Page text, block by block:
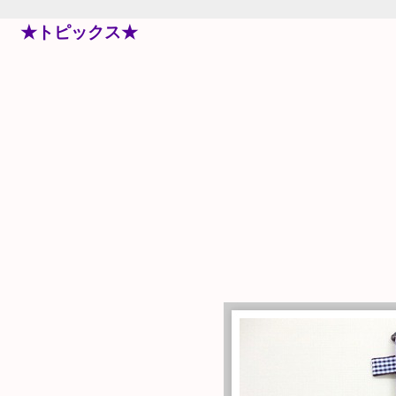
★トピックス★